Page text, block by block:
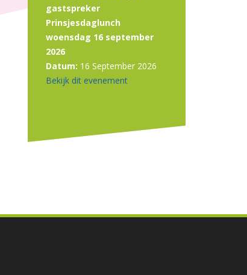
gastspreker
Prinsjesdaglunch
woensdag 16 september
2026
Datum: 16 September 2026
Bekijk dit evenement